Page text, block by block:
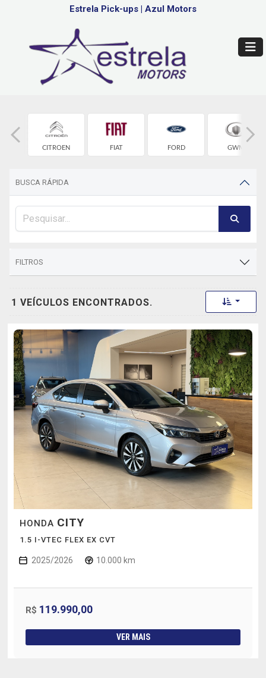
Estrela Pick-ups | Azul Motors
CITROEN FIAT FORD GWM
BUSCA RÁPIDA
FILTROS
1 VEÍCULOS ENCONTRADOS. Toggle
HONDA CITY
1.5 I-VTEC FLEX EX CVT
2025/2026 10.000 km
R$ 119.990,00
VER MAIS